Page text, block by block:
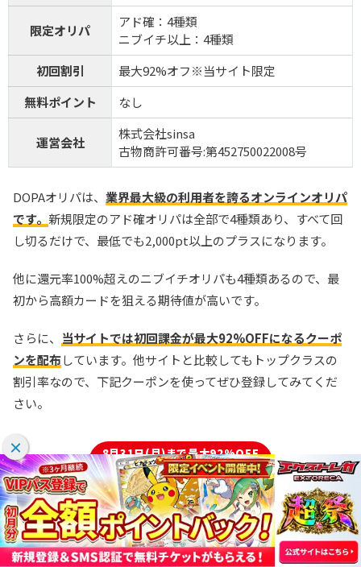
限定オリパ
アド確：4種類
ニブイチ以上：4種類
初回割引
最大92%オフ※当サイト限定
無料ポイント
なし
運営会社
株式会社sinsa
古物商許可番号:第452750022008号
DOPAオリパは、 業界最大級の利用者を誇るオンラインオリパ
です。 新規限定のアド確オリパは全部で4種類あり、すべて回
し切るだけで、最低でも2,000pt以上のプラスになります。
他に還元率100%超えのニブイチオリパも4種類あるので、最
初から高額カードを狙える期待値が高いです。
さらに、 当サイトでは初回課金が最大92%OFFになるクーポ
ンを配布しています。他サイトと比較してもトップクラスの
割引率なので、下記クーポンを使ってぜひ登録してみてくだ
さい。
8月31日(月)まで最大92%OFF
↓初回限定クーポン配布中
ドーパM08 で500ptが40円で買える！
DOPAオリパ公式サイト ❯